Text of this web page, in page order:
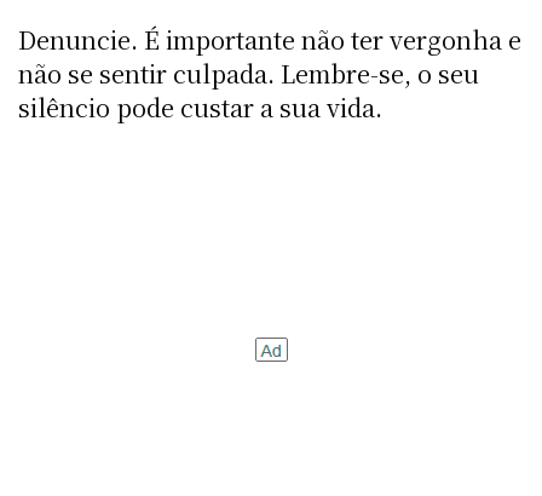
Denuncie. É importante não ter vergonha e
não se sentir culpada. Lembre-se, o seu
silêncio pode custar a sua vida.